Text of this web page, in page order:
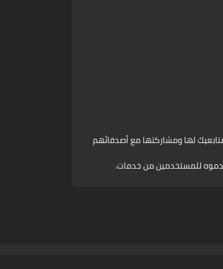
لها ومشاركتها مع أصدقائهم
للمستخدمين من خدمات.